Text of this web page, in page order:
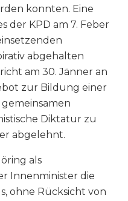
konnten. Eine
der KPD am 7. Feber
abgehalten
am 30. Jänner an
zur Bildung einer
Diktatur zu
abgelehnt.
als
Innenminister die
ohne Rücksicht von